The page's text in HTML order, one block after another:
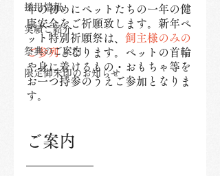
採用情報
実績ご紹介
祭典のご案内
限定御朱印のお知らせ
年の初めにペットたちの一年の健
康安全をご祈願致します。新年ペ
ット特別祈願祭は、 飼主様のみの
ご参列となります。ペットの首輪
や身に着けるもの・おもちゃ等を
お一つ持参のうえご参加となりま
す。
ご案内